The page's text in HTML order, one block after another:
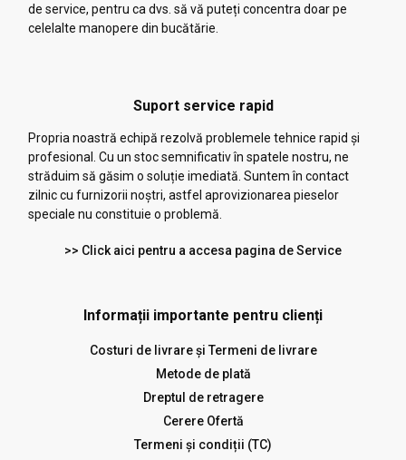
de service, pentru ca dvs. să vă puteți concentra doar pe
celelalte manopere din bucătărie.
Suport service rapid
Propria noastră echipă rezolvă problemele tehnice rapid și
profesional. Cu un stoc semnificativ în spatele nostru, ne
străduim să găsim o soluție imediată. Suntem în contact
zilnic cu furnizorii noștri, astfel aprovizionarea pieselor
speciale nu constituie o problemă.
>> Click aici pentru a accesa pagina de Service
Informații importante pentru clienți
Costuri de livrare și Termeni de livrare
Metode de plată
Dreptul de retragere
Cerere Ofertă
Termeni și condiții (TC)